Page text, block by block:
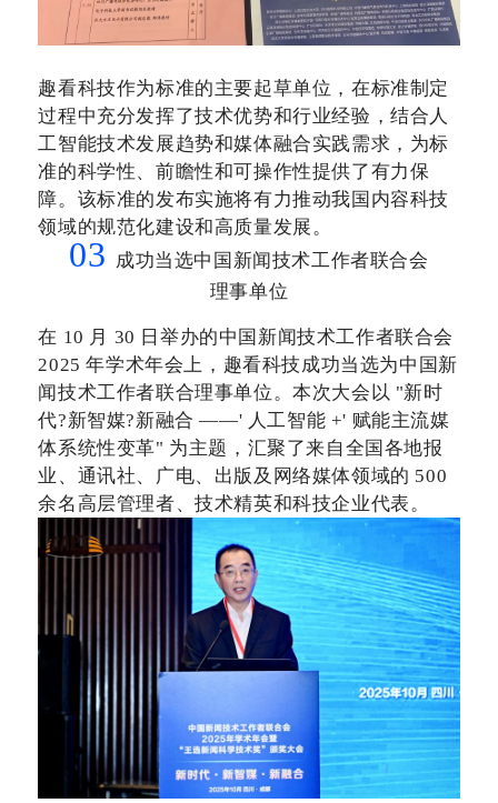
趣看科技作为标准的主要起草单位，在标准制定
过程中充分发挥了技术优势和行业经验，结合人
工智能技术发展趋势和媒体融合实践需求，为标
准的科学性、前瞻性和可操作性提供了有力保
障。该标准的发布实施将有力推动我国内容科技
领域的规范化建设和高质量发展。
03 成功当选中国新闻技术工作者联合会
理事单位
在 10 月 30 日举办的中国新闻技术工作者联合会
2025 年学术年会上，趣看科技成功当选为中国新
闻技术工作者联合理事单位。本次大会以 "新时
代?新智媒?新融合 ——' 人工智能 +' 赋能主流媒
体系统性变革" 为主题，汇聚了来自全国各地报
业、通讯社、广电、出版及网络媒体领域的 500
余名高层管理者、技术精英和科技企业代表。